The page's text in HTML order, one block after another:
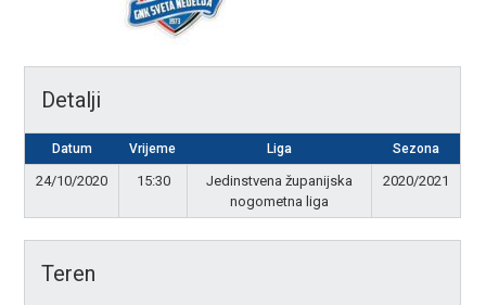
Detalji
Datum Vrijeme Liga Sezona
24/10/2020 15:30
Jedinstvena županijska
nogometna liga
2020/2021
Teren